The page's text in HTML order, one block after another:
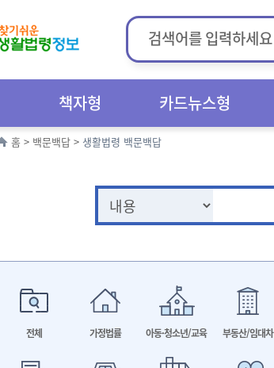
책자형 카드뉴스형
홈 > 백문백답 > 생활법령 백문백답
전체 가정법률 아동·청소년/교육 부동산/임대차